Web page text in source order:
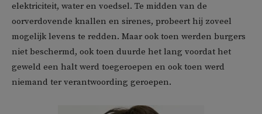
elektriciteit, water en voedsel. Te midden van de
oorverdovende knallen en sirenes, probeert hij zoveel
mogelijk levens te redden. Maar ook toen werden burgers
niet beschermd, ook toen duurde het lang voordat het
geweld een halt werd toegeroepen en ook toen werd
niemand ter verantwoording geroepen.